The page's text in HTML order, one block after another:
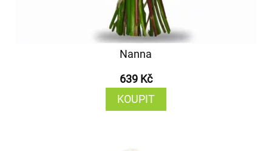
Nanna
639 Kč
KOUPIT